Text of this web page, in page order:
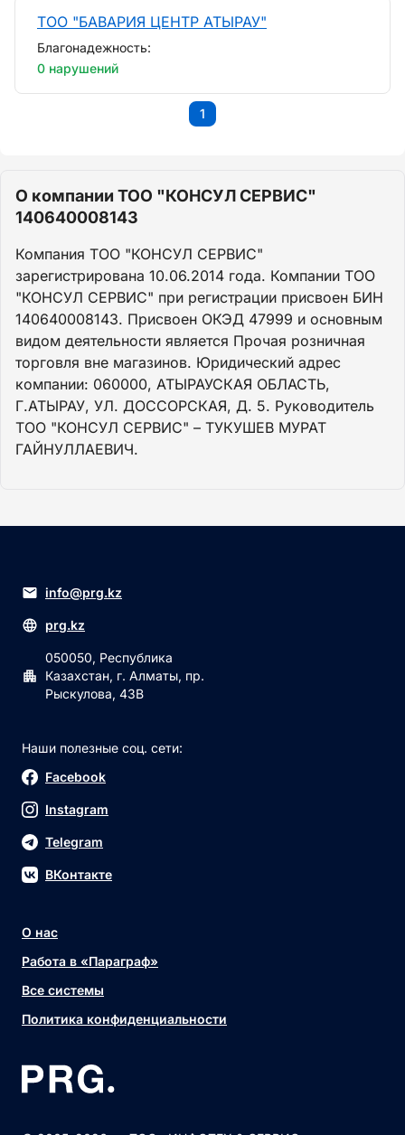
ТОО "БАВАРИЯ ЦЕНТР АТЫРАУ"
Благонадежность:
0 нарушений
1
О компании ТОО "КОНСУЛ СЕРВИС"
140640008143
Компания ТОО "КОНСУЛ СЕРВИС"
зарегистрирована 10.06.2014 года. Компании ТОО
"КОНСУЛ СЕРВИС" при регистрации присвоен БИН
140640008143. Присвоен ОКЭД 47999 и основным
видом деятельности является Прочая розничная
торговля вне магазинов. Юридический адрес
компании: 060000, АТЫРАУСКАЯ ОБЛАСТЬ,
Г.АТЫРАУ, УЛ. ДОССОРСКАЯ, Д. 5. Руководитель
ТОО "КОНСУЛ СЕРВИС" – ТУКУШЕВ МУРАТ
ГАЙНУЛЛАЕВИЧ.
info@prg.kz
prg.kz
050050, Республика
Казахстан, г. Алматы, пр.
Рыскулова, 43В
Наши полезные соц. сети:
Facebook
Instagram
Telegram
ВКонтакте
О нас
Работа в «Параграф»
Все системы
Политика конфиденциальности